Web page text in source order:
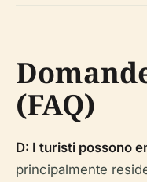
(FAQ)
D: I turisti possono
principalmente